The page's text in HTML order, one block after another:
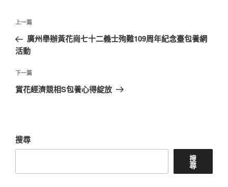
文
導
覽
上
一
篇
章
上一篇
廣州舉辦黃花崗七十二義士殉難109周年紀念臺包養網
活動
下
一
下一篇
賞花經濟競相S包養心得綻放
搜尋
搜
尋